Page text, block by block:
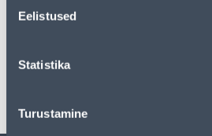
Eelistused
Statistika
Turustamine